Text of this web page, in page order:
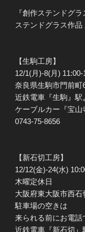
『創作ステンドグ
ステンドグラス作品
【生駒工房】
12/1(月)-8(月) 11:00-
奈良県生駒市門前
近鉄電車『生駒』駅
ケーブルカー『宝山
0743-75-8656
【新石切工房】
12/12(金)-24(水)
木曜定休日
大阪府東大阪市西石
駐車場の空きは
来られる前にお電話
近鉄電車『新石切』